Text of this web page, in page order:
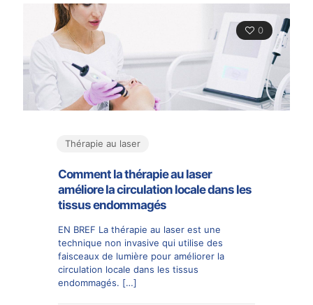
0
Thérapie au laser
Comment la thérapie au laser
améliore la circulation locale dans les
tissus endommagés
EN BREF La thérapie au laser est une
technique non invasive qui utilise des
faisceaux de lumière pour améliorer la
circulation locale dans les tissus
endommagés. […]